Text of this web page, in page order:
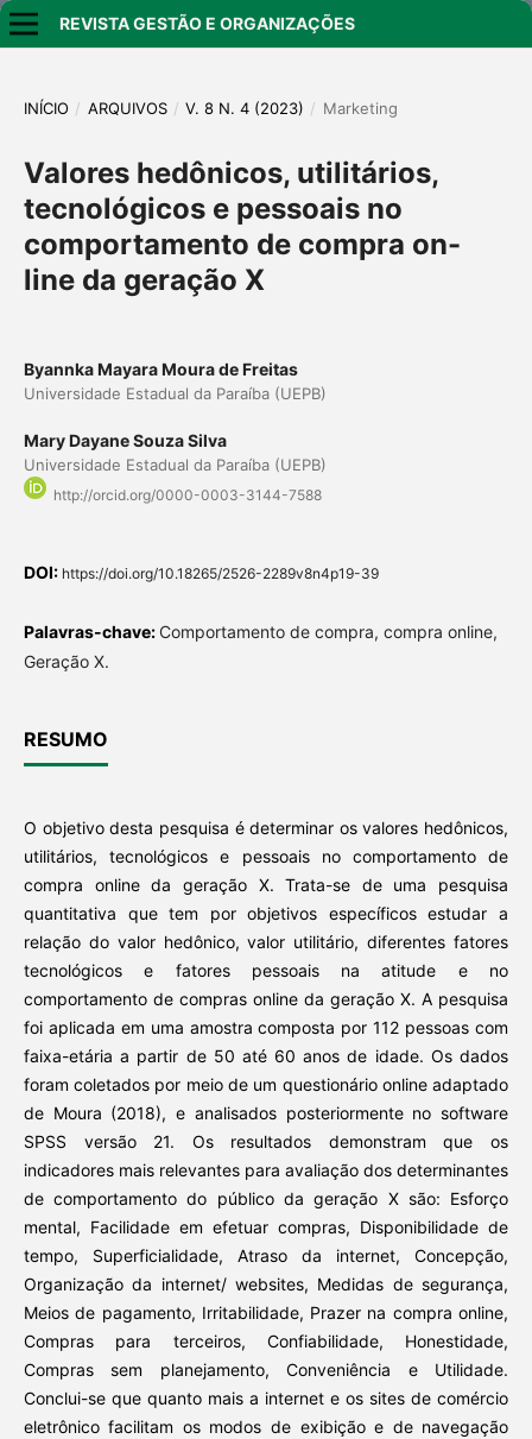
REVISTA GESTÃO E ORGANIZAÇÕES
INÍCIO / ARQUIVOS / V. 8 N. 4 (2023) / Marketing
Valores hedônicos, utilitários,
tecnológicos e pessoais no
comportamento de compra on-
line da geração X
Byannka Mayara Moura de Freitas
Universidade Estadual da Paraíba (UEPB)
Mary Dayane Souza Silva
Universidade Estadual da Paraíba (UEPB)
http://orcid.org/0000-0003-3144-7588
DOI: https://doi.org/10.18265/2526-2289v8n4p19-39
Palavras-chave: Comportamento de compra, compra online,
Geração X.
RESUMO
O objetivo desta pesquisa é determinar os valores hedônicos,
utilitários, tecnológicos e pessoais no comportamento de
compra online da geração X. Trata-se de uma pesquisa
quantitativa que tem por objetivos específicos estudar a
relação do valor hedônico, valor utilitário, diferentes fatores
tecnológicos e fatores pessoais na atitude e no
comportamento de compras online da geração X. A pesquisa
foi aplicada em uma amostra composta por 112 pessoas com
faixa-etária a partir de 50 até 60 anos de idade. Os dados
foram coletados por meio de um questionário online adaptado
de Moura (2018), e analisados posteriormente no software
SPSS versão 21. Os resultados demonstram que os
indicadores mais relevantes para avaliação dos determinantes
de comportamento do público da geração X são: Esforço
mental, Facilidade em efetuar compras, Disponibilidade de
tempo, Superficialidade, Atraso da internet, Concepção,
Organização da internet/ websites, Medidas de segurança,
Meios de pagamento, Irritabilidade, Prazer na compra online,
Compras para terceiros, Confiabilidade, Honestidade,
Compras sem planejamento, Conveniência e Utilidade.
Conclui-se que quanto mais a internet e os sites de comércio
eletrônico facilitam os modos de exibição e de navegação